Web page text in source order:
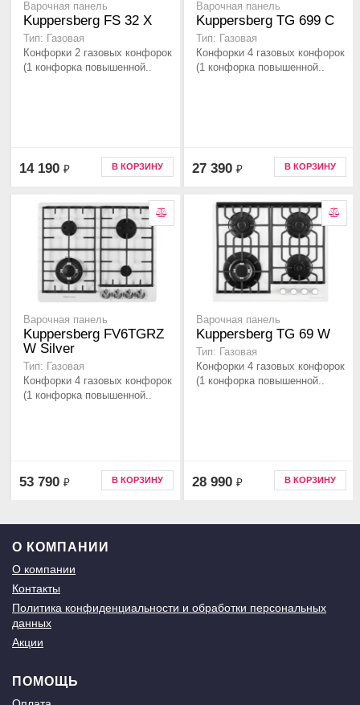
Варочная панель
Kuppersberg FS 32 X
Тип: Газовая
Конфорки 2 газовых конфорок
(1 конфорка повышенной..
14 190 ₽ В КОРЗИНУ
Варочная панель
Kuppersberg TG 699 C
Тип: Газовая
Конфорки 4 газовых конфорок
(1 конфорка повышенной..
27 390 ₽ В КОРЗИНУ
Варочная панель
Kuppersberg FV6TGRZ
W Silver
Тип: Газовая
Конфорки 4 газовых конфорок
(1 конфорка повышенной..
53 790 ₽ В КОРЗИНУ
Варочная панель
Kuppersberg TG 69 W
Тип: Газовая
Конфорки 4 газовых конфорок
(1 конфорка повышенной..
28 990 ₽ В КОРЗИНУ
О КОМПАНИИ
О компании
Контакты
Политика конфиденциальности и обработки персональных
данных
Акции
ПОМОЩЬ